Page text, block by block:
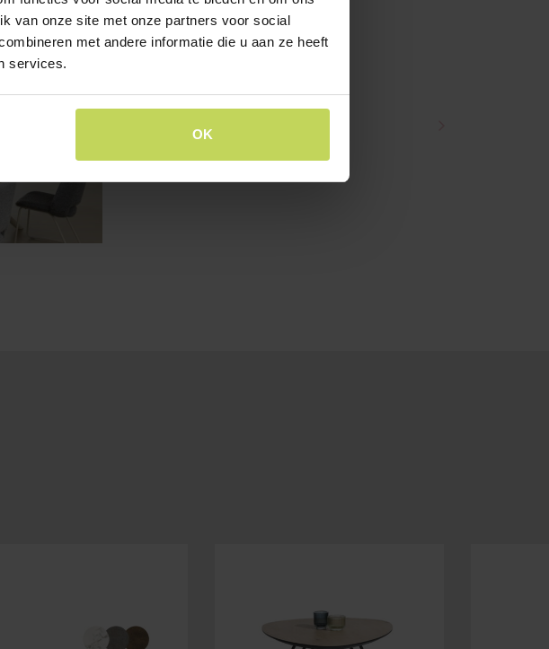
van onze site met onze partners voor social
met andere informatie die u aan ze heeft
services.
OK